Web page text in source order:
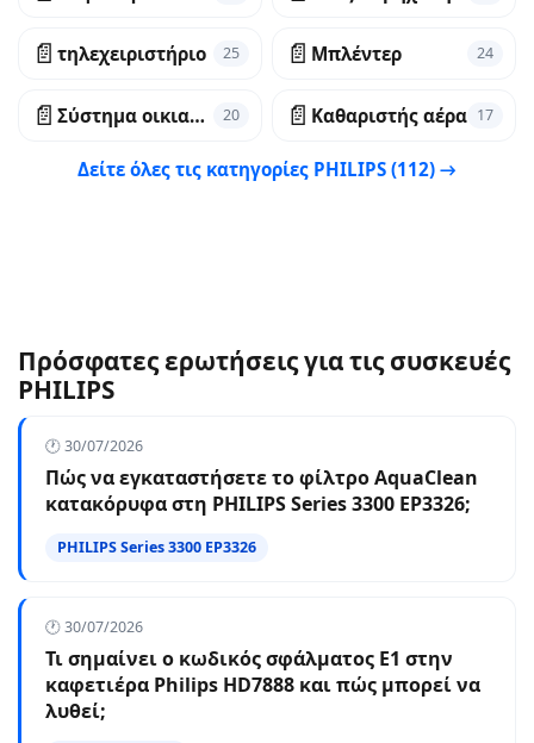
📄 τηλεχειριστήριο 25 📄 Μπλέντερ 24
📄 Σύστημα οικιακού κινηματογράφου 20 📄 Καθαριστής αέρα 17
Δείτε όλες τις κατηγορίες PHILIPS (112) →
Πρόσφατες ερωτήσεις για τις συσκευές
PHILIPS
🕐 30/07/2026
Πώς να εγκαταστήσετε το φίλτρο AquaClean
κατακόρυφα στη PHILIPS Series 3300 EP3326;
PHILIPS Series 3300 EP3326
🕐 30/07/2026
Τι σημαίνει ο κωδικός σφάλματος E1 στην
καφετιέρα Philips HD7888 και πώς μπορεί να
λυθεί;